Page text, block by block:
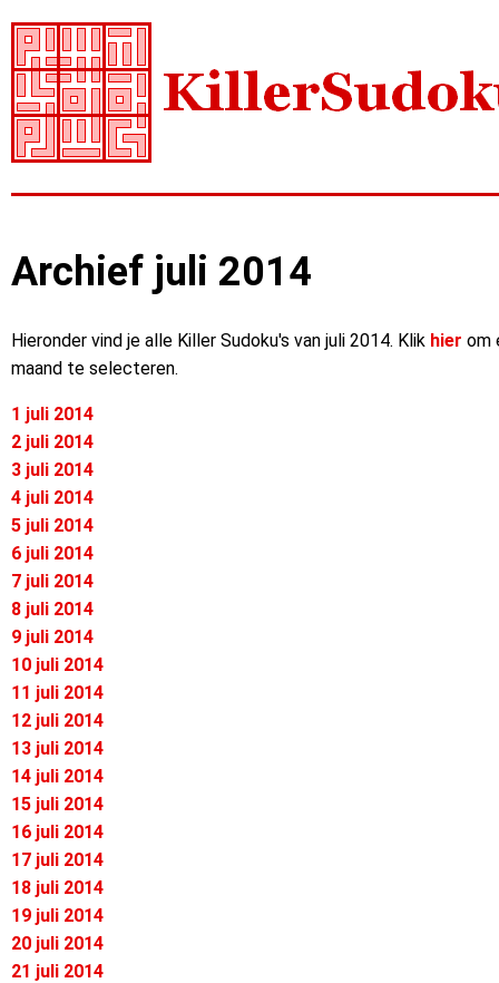
Archief juli 2014
Hieronder vind je alle Killer Sudoku's van juli 2014. Klik hier om
maand te selecteren.
1 juli 2014
2 juli 2014
3 juli 2014
4 juli 2014
5 juli 2014
6 juli 2014
7 juli 2014
8 juli 2014
9 juli 2014
10 juli 2014
11 juli 2014
12 juli 2014
13 juli 2014
14 juli 2014
15 juli 2014
16 juli 2014
17 juli 2014
18 juli 2014
19 juli 2014
20 juli 2014
21 juli 2014